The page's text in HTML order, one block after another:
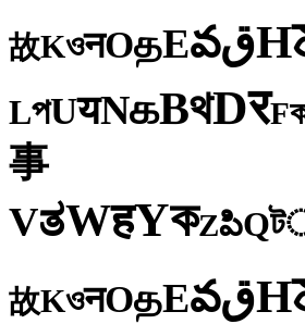
故KওनOதEవقH
LপUयNகBথDरF
事
VತWहYকZపిQ
故KওनOதEవقH